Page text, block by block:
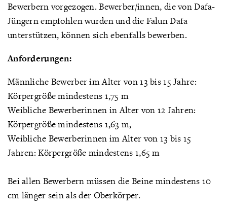
Bewerbern vorgezogen. Bewerber/innen, die von Dafa-
Jüngern empfohlen wurden und die Falun Dafa
unterstützen, können sich ebenfalls bewerben.
Anforderungen:
Männliche Bewerber im Alter von 13 bis 15 Jahre:
Körpergröße mindestens 1,75 m
Weibliche Bewerberinnen in Alter von 12 Jahren:
Körpergröße mindestens 1,63 m,
Weibliche Bewerberinnen im Alter von 13 bis 15
Jahren: Körpergröße mindestens 1,65 m
Bei allen Bewerbern müssen die Beine mindestens 10
cm länger sein als der Oberkörper.